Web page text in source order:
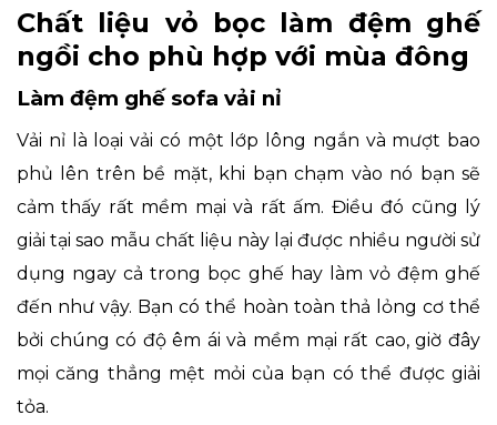
Chất liệu vỏ bọc làm đệm ghế
ngồi cho phù hợp với mùa đông
Làm đệm ghế sofa vải nỉ
Vải nỉ là loại vải có một lớp lông ngắn và mượt bao
phủ lên trên bề mặt, khi bạn chạm vào nó bạn sẽ
cảm thấy rất mềm mại và rất ấm. Điều đó cũng lý
giải tại sao mẫu chất liệu này lại được nhiều người sử
dụng ngay cả trong bọc ghế hay làm vỏ đệm ghế
đến như vậy. Bạn có thể hoàn toàn thả lỏng cơ thể
bởi chúng có độ êm ái và mềm mại rất cao, giờ đây
mọi căng thẳng mệt mỏi của bạn có thể được giải
tỏa.